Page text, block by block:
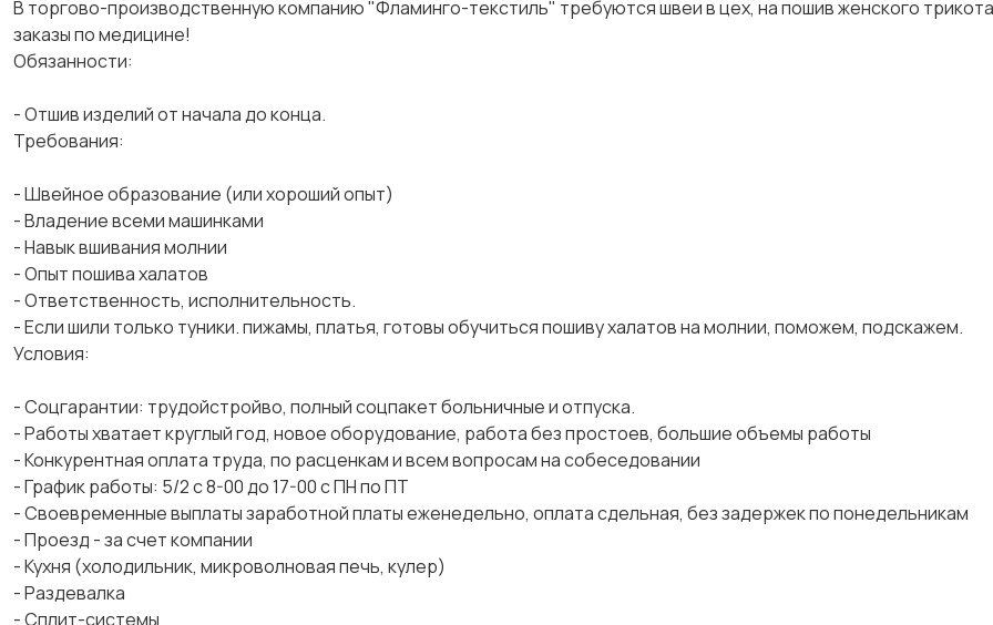
В торгово-производственную компанию "Фламинго-текстиль" требуются швеи в цех, на пошив женского
заказы по медицине!
Обязанности:
- Отшив изделий от начала до конца.
Требования:
- Швейное образование (или хороший опыт)
- Владение всеми машинками
- Навык вшивания молнии
- Опыт пошива халатов
- Ответственность, исполнительность.
- Если шили только туники. пижамы, платья, готовы обучиться пошиву халатов на молнии, поможем, подскажем.
Условия:
- Соцгарантии: трудойстройво, полный соцпакет больничные и отпуска.
- Работы хватает круглый год, новое оборудование, работа без простоев, большие объемы работы
- Конкурентная оплата труда, по расценкам и всем вопросам на собеседовании
- График работы: 5/2 с 8-00 до 17-00 с ПН по ПТ
- Свoеврeменные выплаты зaработной платы еженедельно, оплата сдельная, без задержек по понедельникам
- Проезд - за счет компании
- Кухня (холодильник, микроволновая печь, кулер)
- Раздевалка
- Сплит-системы